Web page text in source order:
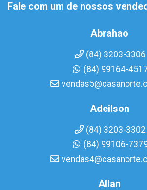
Fale com um de nossos
Abrahao
(84) 3203-3306
(84) 99164-4517
Adeilson
(84) 3203-3302
(84) 99106-7379
Allan